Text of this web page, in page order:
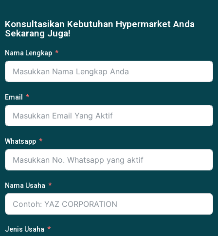
Konsultasikan Kebutuhan Hypermarket Anda
Sekarang Juga!
Nama Lengkap
Email
Whatsapp
Nama Usaha
Jenis Usaha